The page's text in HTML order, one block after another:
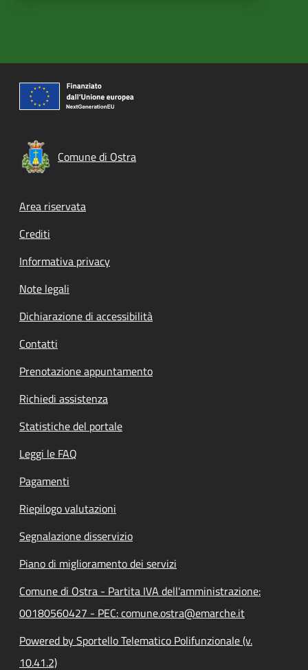
Comune di Ostra
Footer menu
Area riservata
Crediti
Informativa privacy
Note legali
Dichiarazione di accessibilità
Contatti
Prenotazione appuntamento
Richiedi assistenza
Statistiche del portale
Leggi le FAQ
Pagamenti
Riepilogo valutazioni
Segnalazione disservizio
Piano di miglioramento dei servizi
Comune di Ostra - Partita IVA dell'amministrazione:
00180560427 - PEC: comune.ostra@emarche.it
Powered by Sportello Telematico Polifunzionale (v.
10.41.2)